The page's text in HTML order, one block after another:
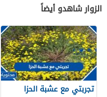
الزوار شاهدو أيضاً
تجربتي مع عشبة الحزا